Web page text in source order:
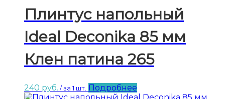
Плинтус напольный
Ideal Deconika 85 мм
Клен патина 265
240 руб. / за 1 шт. Подробнее